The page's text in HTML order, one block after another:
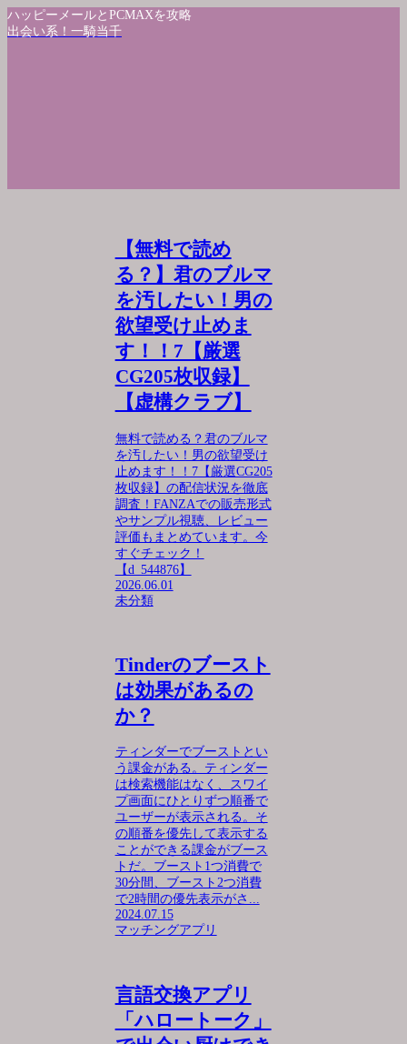
ハッピーメールとPCMAXを攻略
出会い系！一騎当千
【無料で読め
る？】君のブルマ
を汚したい！男の
欲望受け止めま
す！！7【厳選
CG205枚収録】
【虚構クラブ】
無料で読める？君のブルマ
を汚したい！男の欲望受け
止めます！！7【厳選CG205
枚収録】の配信状況を徹底
調査！FANZAでの販売形式
やサンプル視聴、レビュー
評価もまとめています。今
すぐチェック！
【d_544876】
2026.06.01
未分類
Tinderのブースト
は効果があるの
か？
ティンダーでブーストとい
う課金がある。ティンダー
は検索機能はなく、スワイ
プ画面にひとりずつ順番で
ユーザーが表示される。そ
の順番を優先して表示する
ことができる課金がブース
トだ。ブースト1つ消費で
30分間、ブースト2つ消費
で2時間の優先表示がさ...
2024.07.15
マッチングアプリ
言語交換アプリ
「ハロートーク」